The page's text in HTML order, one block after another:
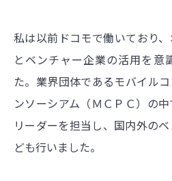
私は以前ドコモで働いており
とベンチャー企業の活用を意
た。業界団体であるモバイル
ンソーシアム（ＭＣＰＣ）の
リーダーを担当し、国内外の
ども行いました。